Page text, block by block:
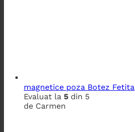
magnetice poza Botez Fetita
Evaluat la 5 din 5
de Carmen